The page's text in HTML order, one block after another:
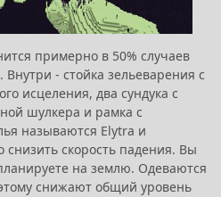
примерно в 50% случаев
- стойка зельеварения с
исцеления, два сундука с
шулкера и рамка с
называются Elytra и
снизить скорость падения. Вы
на землю. Одеваются
снижают общий уровень